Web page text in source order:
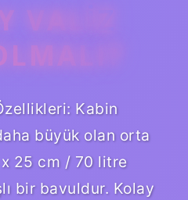
VALIZ
Kabin
büyük olan orta
25 cm / 70 litre
bir bavuldur. Kolay